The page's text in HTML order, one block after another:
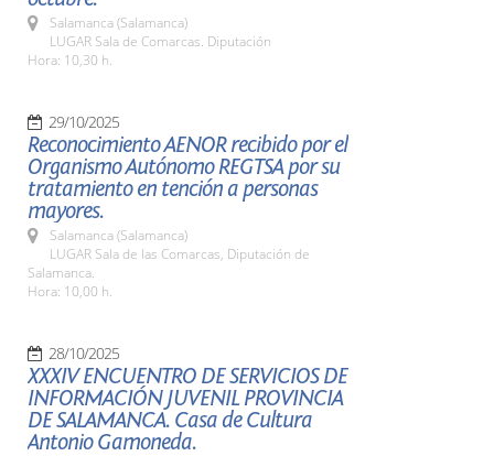
Salamanca (Salamanca)
LUGAR Sala de Comarcas. Diputación
Hora: 10,30 h.
29/10/2025
Reconocimiento AENOR recibido por el
Organismo Autónomo REGTSA por su
tratamiento en tención a personas
mayores.
Salamanca (Salamanca)
LUGAR Sala de las Comarcas, Diputación de
Salamanca.
Hora: 10,00 h.
28/10/2025
XXXIV ENCUENTRO DE SERVICIOS DE
INFORMACIÓN JUVENIL PROVINCIA
DE SALAMANCA. Casa de Cultura
Antonio Gamoneda.